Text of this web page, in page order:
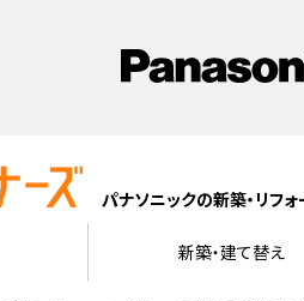
パナソニックの新築・リフ
新築・建て替え